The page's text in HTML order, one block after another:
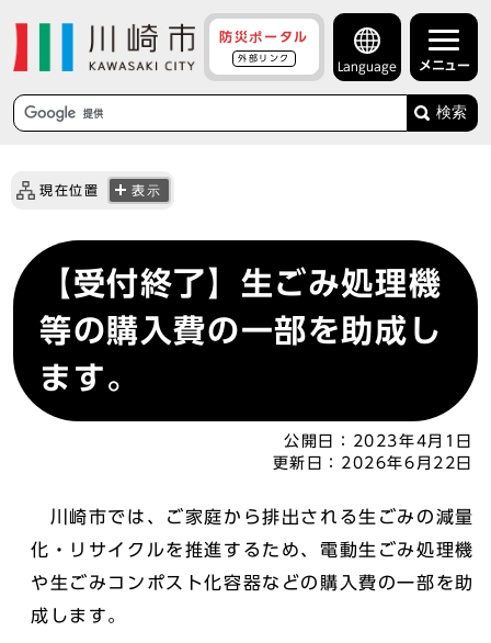
防災ポータル
外部リンク
Language メニュー
検索
現在位置 表示
【受付終了】生ごみ処理機
等の購入費の一部を助成し
ます。
公開日：
2023年4月1日
更新日： 2026年6月22日
川崎市では、ご家庭から排出される生ごみの減量
化・リサイクルを推進するため、電動生ごみ処理機
や生ごみコンポスト化容器などの購入費の一部を助
成します。